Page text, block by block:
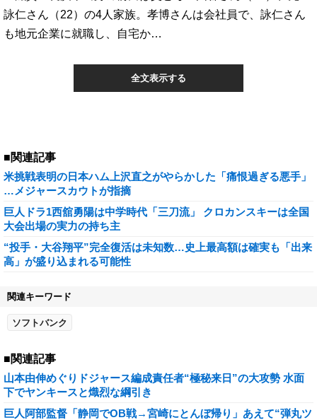
詠仁さん（22）の4人家族。孝博さんは会社員で、詠仁さん
も地元企業に就職し、自宅か…
全文表示する
■関連記事
米挑戦表明の日本ハム上沢直之がやらかした「痛恨過ぎる悪手」
…メジャースカウトが指摘
巨人ドラ1西舘勇陽は中学時代「三刀流」 クロカンスキーは全国
大会出場の実力の持ち主
“投手・大谷翔平”完全復活は未知数…史上最高額は確実も「出来
高」が盛り込まれる可能性
関連キーワード
ソフトバンク
■関連記事
山本由伸めぐりドジャース編成責任者“極秘来日”の大攻勢 水面
下でヤンキースと熾烈な綱引き
巨人阿部監督「静岡でOB戦→宮崎にとんぼ帰り」あえて“弾丸ツ